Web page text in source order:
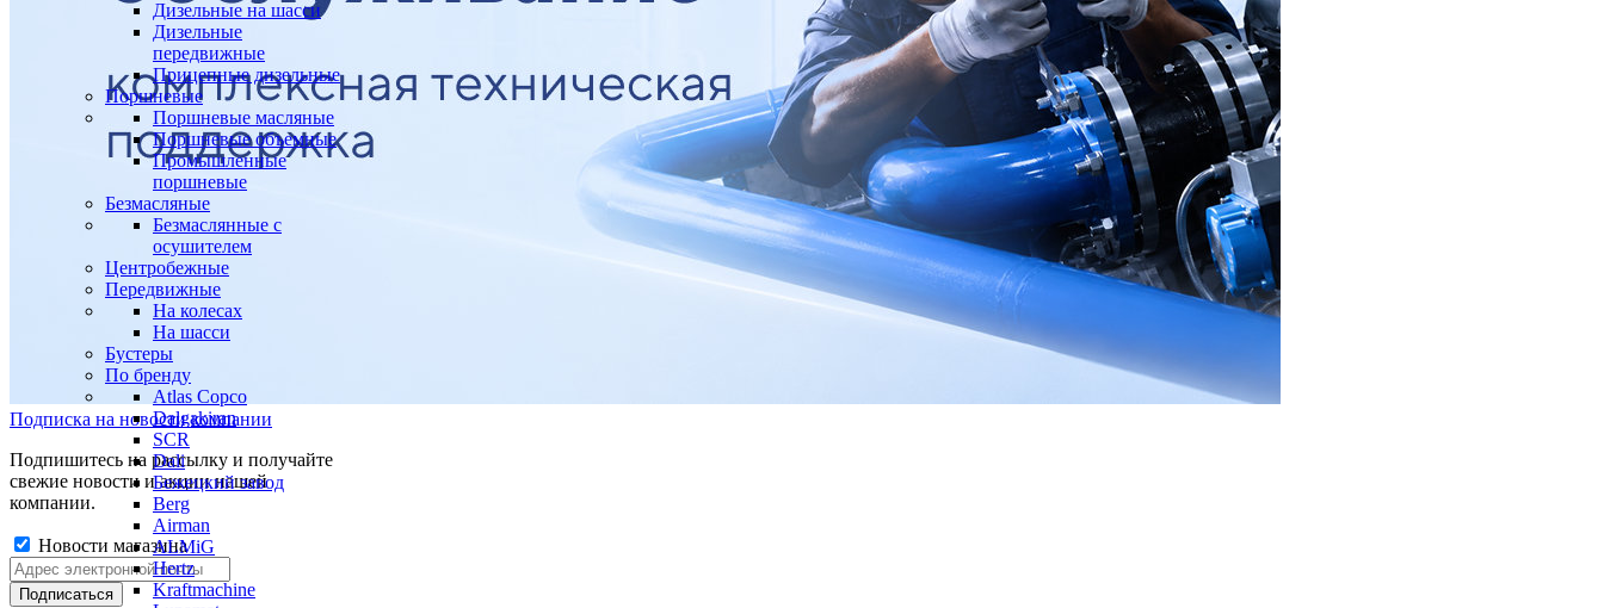
Дизельные на шасси
Дизельные
передвижные
Прицепные дизельные
Поршневые
Поршневые масляные
Поршневые объемные
Промышленные
поршневые
Безмасляные
Безмаслянные с
осушителем
Центробежные
Передвижные
На колесах
На шасси
Бустеры
По бренду
Atlas Copco
Dalgakiran
SCR
Dali
Бежецкий завод
Berg
Airman
ALMiG
Hertz
Kraftmachine
Подписка на новости компании
Подпишитесь на рассылку и получайте
свежие новости и акции нашей
компании.
Новости магазина